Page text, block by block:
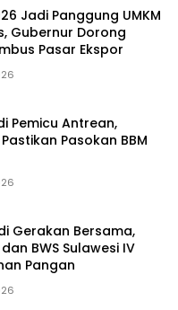
Jadi Panggung UMKM
Gubernur Dorong
Pasar Ekspor
Pemicu Antrean,
Pasokan BBM
Gerakan Bersama,
BWS Sulawesi IV
Pangan